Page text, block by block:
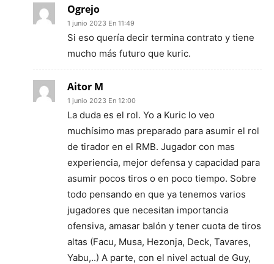
Ogrejo
1 junio 2023 En 11:49
Si eso quería decir termina contrato y tiene
mucho más futuro que kuric.
Aitor M
1 junio 2023 En 12:00
La duda es el rol. Yo a Kuric lo veo
muchísimo mas preparado para asumir el rol
de tirador en el RMB. Jugador con mas
experiencia, mejor defensa y capacidad para
asumir pocos tiros o en poco tiempo. Sobre
todo pensando en que ya tenemos varios
jugadores que necesitan importancia
ofensiva, amasar balón y tener cuota de tiros
altas (Facu, Musa, Hezonja, Deck, Tavares,
Yabu,..) A parte, con el nivel actual de Guy,